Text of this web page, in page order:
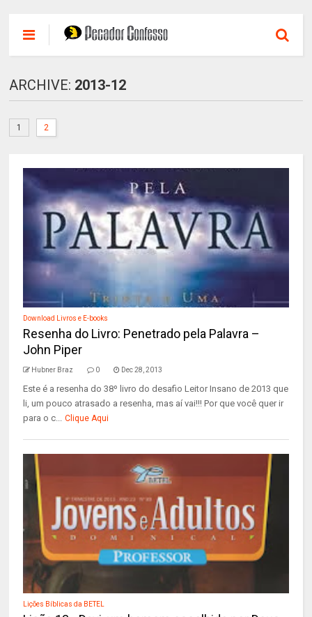
ARCHIVE: 2013-12
1 2
Download Livros e E-books
Resenha do Livro: Penetrado pela Palavra –
John Piper
Hubner Braz 0 Dec 28, 2013
Este é a resenha do 38º livro do desafio Leitor Insano de 2013 que
li, um pouco atrasado a resenha, mas aí vai!!! Por que você quer ir
para o c... Clique Aqui
Lições Bíblicas da BETEL